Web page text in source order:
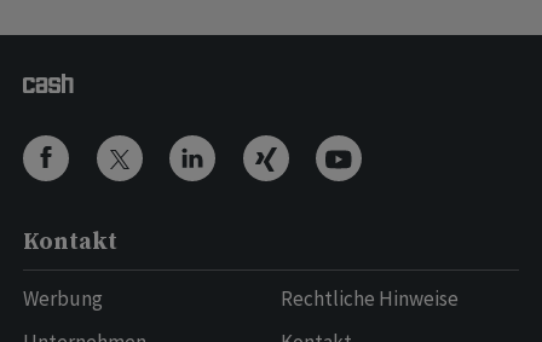
Kontakt
Werbung
Rechtliche Hinweise